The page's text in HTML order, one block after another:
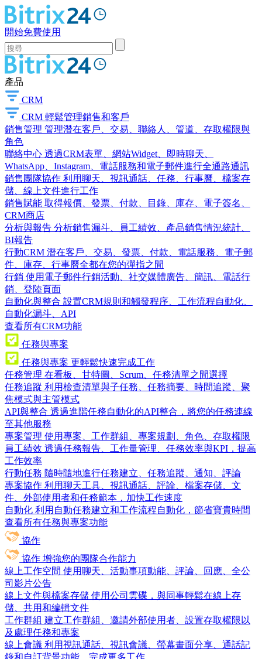
開始免費使用
產品
CRM
CRM 輕鬆管理銷售和客戶
銷售管理 管理潛在客戶、交易、聯絡人、管道、存取權限與
角色
聯絡中心 透過CRM表單、網站Widget、即時聊天、
WhatsApp、Instagram、電話服務和電子郵件進行全通路通訊
銷售團隊協作 利用聊天、視訊通話、任務、行事曆、檔案存
儲、線上文件進行工作
銷售賦能 取得報價、發票、付款、目錄、庫存、電子簽名、
CRM商店
分析與報告 分析銷售漏斗、員工績效、產品銷售情況統計、
BI報告
行動CRM 潛在客戶、交易、發票、付款、電話服務、電子郵
件、庫存、行事曆全都在您的彈指之間
行銷 使用電子郵件行銷活動、社交媒體廣告、簡訊、電話行
銷、登陸頁面
自動化與整合 設置CRM規則和觸發程序、工作流程自動化、
自動化漏斗、API
查看所有CRM功能
任務與專案
任務與專案 更輕鬆快速完成工作
任務管理 在看板、甘特圖、Scrum、任務清單之間選擇
任務追蹤 利用檢查清單與子任務、任務摘要、時間追蹤、聚
焦模式與主管模式
API與整合 透過進階任務自動化的API整合，將您的任務連線
至其他服務
專案管理 使用專案、工作群組、專案規劃、角色、存取權限
員工績效 透過任務報告、工作量管理、任務效率與KPI，提高
工作效率
行動任務 隨時隨地進行任務建立、任務追蹤、通知、評論
專案協作 利用聊天工具、視訊通話、評論、檔案存儲、文
件、外部使用者和任務範本，加快工作速度
自動化 利用自動任務建立和工作流程自動化，節省寶貴時間
查看所有任務與專案功能
協作
協作 增強您的團隊合作能力
線上工作空間 使用聊天、活動事項動能、評論、回應、全公
司影片公告
線上文件與檔案存儲 使用公司雲碟，與同事輕鬆在線上存
儲、共用和編輯文件
工作群組 建立工作群組、邀請外部使用者、設置存取權限以
及處理任務和專案
線上會議 利用視訊通話、視訊會議、螢幕畫面分享、通話記
錄和自訂背景功能，完成更多工作